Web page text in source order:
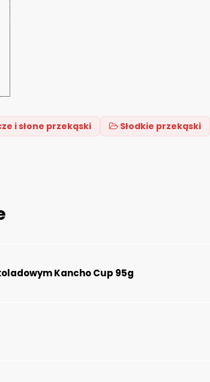
i słone przekąski Słodkie przekąski
Kancho Cup 95g